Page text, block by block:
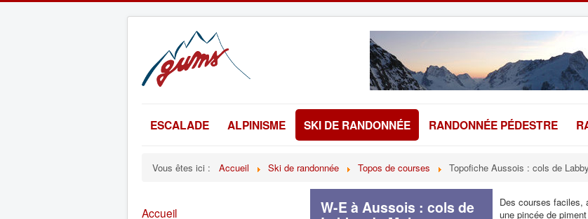
ESCALADE ALPINISME SKI DE RANDONNÉE RANDONNÉE PÉDESTRE
Vous êtes ici : Accueil Ski de randonnée Topos de courses Topofiche Aussois : cols de
Accueil
W-E à Aussois : cols de
Des courses faciles,
une pincée de piment